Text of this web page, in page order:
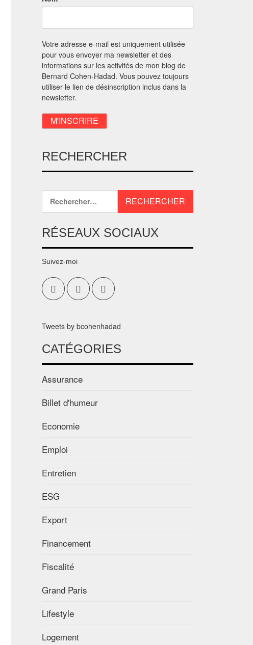
Votre adresse e-mail est uniquement utilisée
pour vous envoyer ma newsletter et des
informations sur les activités de mon blog de
Bernard Cohen-Hadad. Vous pouvez toujours
utiliser le lien de désinscription inclus dans la
newsletter.
RECHERCHER
RÉSEAUX SOCIAUX
Suivez-moi
Tweets by bcohenhadad
CATÉGORIES
Assurance
Billet d'humeur
Economie
Emploi
Entretien
ESG
Export
Financement
Fiscalité
Grand Paris
Lifestyle
Logement